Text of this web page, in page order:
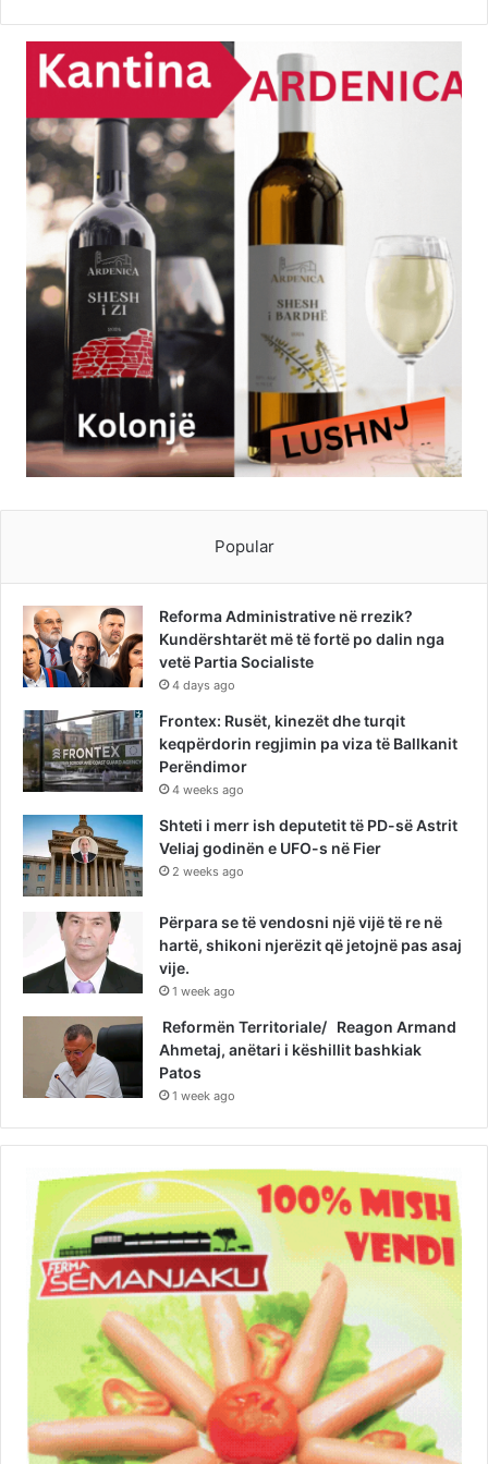
Popular
Reforma Administrative në rrezik?
Kundërshtarët më të fortë po dalin nga
vetë Partia Socialiste
4 days ago
Frontex: Rusët, kinezët dhe turqit
keqpërdorin regjimin pa viza të Ballkanit
Perëndimor
4 weeks ago
Shteti i merr ish deputetit të PD-së Astrit
Veliaj godinën e UFO-s në Fier
2 weeks ago
Përpara se të vendosni një vijë të re në
hartë, shikoni njerëzit që jetojnë pas asaj
vije.
1 week ago
Reformën Territoriale/ Reagon Armand
Ahmetaj, anëtari i këshillit bashkiak
Patos
1 week ago